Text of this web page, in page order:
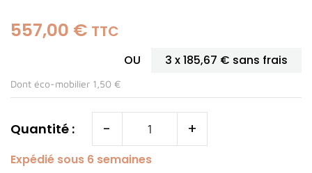
557,00 € TTC
OU 3 x185,67 € sans frais
Dont éco-mobilier 1,50 €
Quantité : - +
Expédié sous 6 semaines